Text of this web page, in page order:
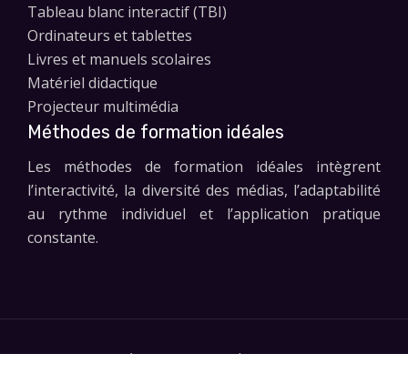
Tableau blanc interactif (TBI)
Ordinateurs et tablettes
Livres et manuels scolaires
Matériel didactique
Projecteur multimédia
Méthodes de formation idéales
Les méthodes de formation idéales intègrent
l’interactivité, la diversité des médias, l’adaptabilité
au rythme individuel et l’application pratique
constante.
Le progrès commence par l'apprentissage.